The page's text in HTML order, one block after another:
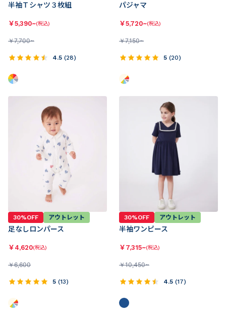
半袖Ｔシャツ３枚組
￥5,390~(税込)
￥7,700~
4.5 (28)
パジャマ
￥5,720~(税込)
￥7,150~
5 (20)
30%OFF アウトレット
足なしロンパース
￥ 4,620(税込)
￥6,600
5 (13)
30%OFF アウトレット
半袖ワンピース
￥ 7,315~(税込)
￥10,450~
4.5 (17)